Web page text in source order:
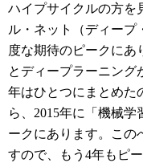
ハイプサイクルの方を
ル・ネット（ディープ
度な期待のピークにあ
とディープラーニング
年はひとつにまとめた
ら、2015年に「機械
ークにあります。この
すので、もう4年もピ